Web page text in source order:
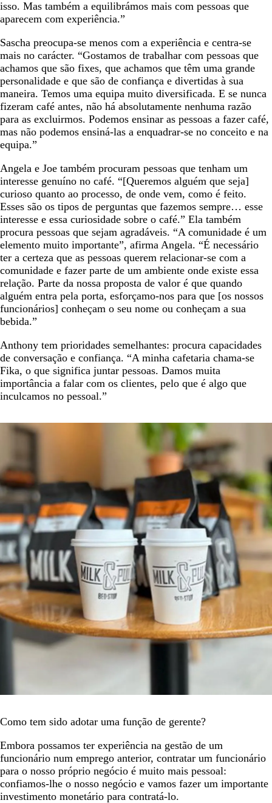
isso. Mas também a equilibrámos mais com pessoas que
aparecem com experiência.”
Sascha preocupa-se menos com a experiência e centra-se
mais no carácter. “Gostamos de trabalhar com pessoas que
achamos que são fixes, que achamos que têm uma grande
personalidade e que são de confiança e divertidas à sua
maneira. Temos uma equipa muito diversificada. E se nunca
fizeram café antes, não há absolutamente nenhuma razão
para as excluirmos. Podemos ensinar as pessoas a fazer café,
mas não podemos ensiná-las a enquadrar-se no conceito e na
equipa.”
Angela e Joe também procuram pessoas que tenham um
interesse genuíno no café. “[Queremos alguém que seja]
curioso quanto ao processo, de onde vem, como é feito.
Esses são os tipos de perguntas que fazemos sempre… esse
interesse e essa curiosidade sobre o café.” Ela também
procura pessoas que sejam agradáveis. “A comunidade é um
elemento muito importante”, afirma Angela. “É necessário
ter a certeza que as pessoas querem relacionar-se com a
comunidade e fazer parte de um ambiente onde existe essa
relação. Parte da nossa proposta de valor é que quando
alguém entra pela porta, esforçamo-nos para que [os nossos
funcionários] conheçam o seu nome ou conheçam a sua
bebida.”
Anthony tem prioridades semelhantes: procura capacidades
de conversação e confiança. “A minha cafetaria chama-se
Fika, o que significa juntar pessoas. Damos muita
importância a falar com os clientes, pelo que é algo que
inculcamos no pessoal.”
Como tem sido adotar uma função de gerente?
Embora possamos ter experiência na gestão de um
funcionário num emprego anterior, contratar um funcionário
para o nosso próprio negócio é muito mais pessoal:
confiamos-lhe o nosso negócio e vamos fazer um importante
investimento monetário para contratá-lo.